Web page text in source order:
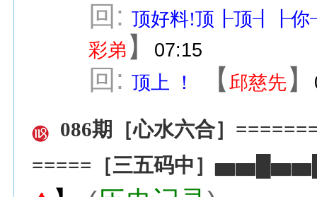
回: 顶好料!顶┠顶┨┠
彩弟 】 07:15
回: 顶上 ！ 【邱慈先 】
086期［心水六合］
=====［三五码中］